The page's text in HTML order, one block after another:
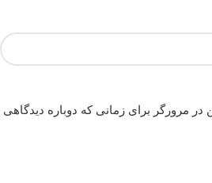
در مرورگر برای زمانی که دوباره دیدگاهی